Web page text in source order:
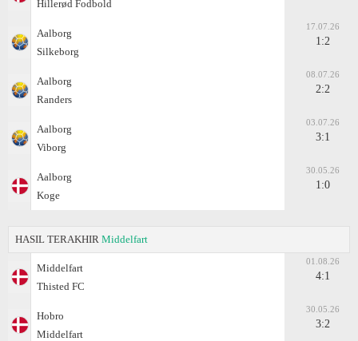
Hillerød Fodbold
Aalborg
Silkeborg
17.07.26
1:2
Aalborg
Randers
08.07.26
2:2
Aalborg
Viborg
03.07.26
3:1
Aalborg
Koge
30.05.26
1:0
HASIL TERAKHIR Middelfart
Middelfart
Thisted FC
01.08.26
4:1
Hobro
Middelfart
30.05.26
3:2